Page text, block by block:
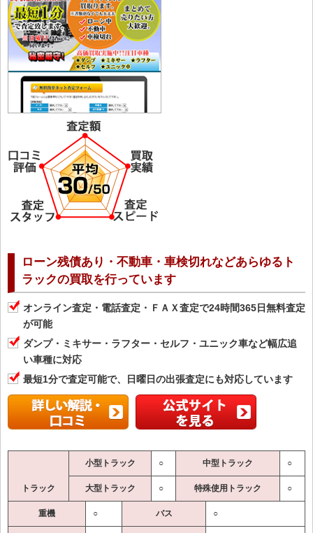
ローン残債あり・不動車・車検切れなどあらゆるト
ラックの買取を行っています
オンライン査定・電話査定・ＦＡＸ査定で24時間365日無料査定
が可能
ダンプ・ミキサー・ラフター・セルフ・ユニック車など幅広追
い車種に対応
最短1分で査定可能で、日曜日の出張査定にも対応しています
トラック
小型トラック ○ 中型トラック ○
大型トラック ○ 特殊使用トラック ○
重機 ○ バス ○